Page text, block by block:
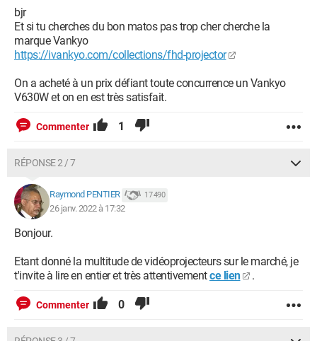
bjr
Et si tu cherches du bon matos pas trop cher cherche la
marque Vankyo
https://ivankyo.com/collections/fhd-projector
On a acheté à un prix défiant toute concurrence un Vankyo
V630W et on en est très satisfait.
Commenter 1
RÉPONSE 2 / 7
Raymond PENTIER 17 490
26 janv. 2022 à 17:32
Bonjour.
Etant donné la multitude de vidéoprojecteurs sur le marché, je
t'invite à lire en entier et très attentivementce lien .
Commenter 0